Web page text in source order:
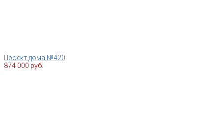
Проект дома №420
874 000 руб.